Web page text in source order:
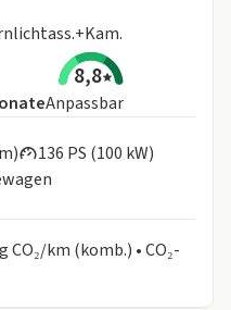
8,8
Anpassbar
136 PS (100 kW)
CO₂/km (komb.) • CO₂-